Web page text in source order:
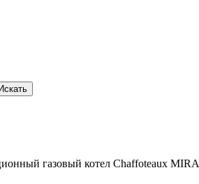
газовый котел Chaffoteaux